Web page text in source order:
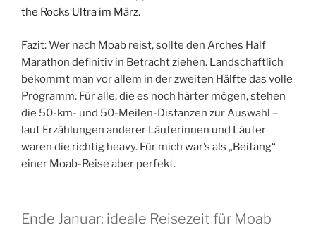
the Rocks Ultra im März.
Fazit: Wer nach Moab reist, sollte den Arches Half
Marathon definitiv in Betracht ziehen. Landschaftlich
bekommt man vor allem in der zweiten Hälfte das volle
Programm. Für alle, die es noch härter mögen, stehen
die 50-km- und 50-Meilen-Distanzen zur Auswahl –
laut Erzählungen anderer Läuferinnen und Läufer
waren die richtig heavy. Für mich war’s als „Beifang“
einer Moab-Reise aber perfekt.
Ende Januar: ideale Reisezeit für Moab